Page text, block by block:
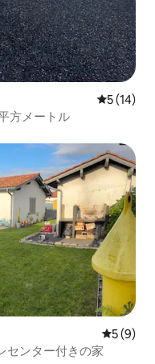
レビュー
5 (14)
方メートル
レビュー
5 (9)
センター付きの家